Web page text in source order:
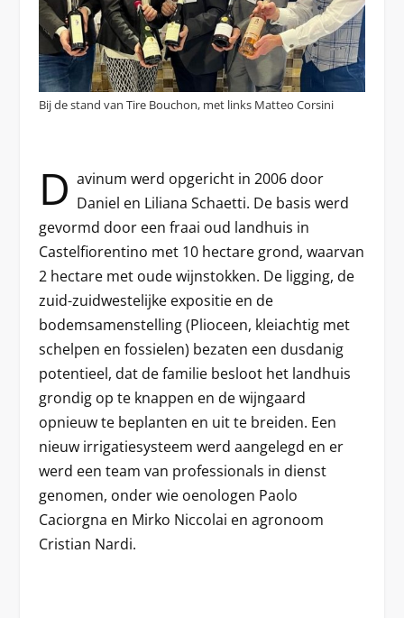
Bij de stand van Tire Bouchon, met links Matteo Corsini
D avinum werd opgericht in 2006 door
Daniel en Liliana Schaetti. De basis werd
gevormd door een fraai oud landhuis in
Castelfiorentino met 10 hectare grond, waarvan
2 hectare met oude wijnstokken. De ligging, de
zuid-zuidwestelijke expositie en de
bodemsamenstelling (Plioceen, kleiachtig met
schelpen en fossielen) bezaten een dusdanig
potentieel, dat de familie besloot het landhuis
grondig op te knappen en de wijngaard
opnieuw te beplanten en uit te breiden. Een
nieuw irrigatiesysteem werd aangelegd en er
werd een team van professionals in dienst
genomen, onder wie oenologen Paolo
Caciorgna en Mirko Niccolai en agronoom
Cristian Nardi.